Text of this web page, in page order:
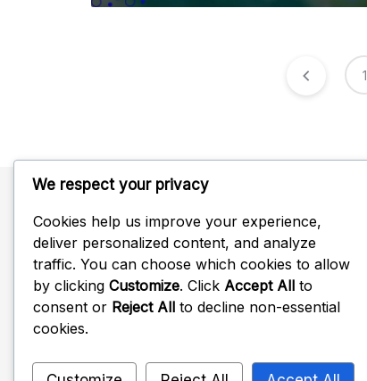
1
Zoeken
Search
for:
We respect your privacy
Cookies help us improve your experience,
deliver personalized content, and analyze
traffic. You can choose which cookies to allow
by clicking Customize. Click Accept All to
consent or Reject All to decline non-essential
cookies.